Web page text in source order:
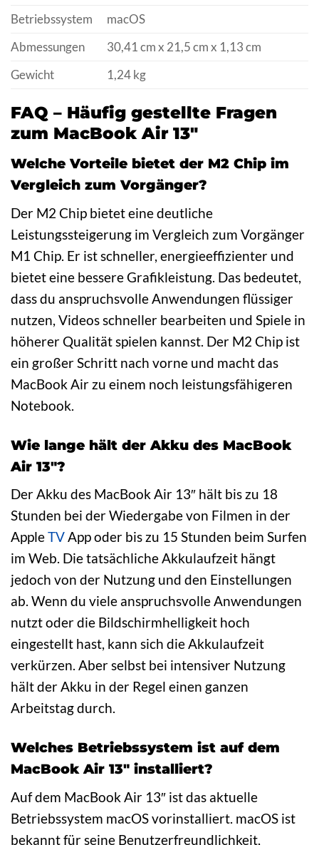
Betriebssystem
macOS
Abmessungen
30,41 cm x 21,5 cm x 1,13 cm
Gewicht
1,24 kg
FAQ – Häufig gestellte Fragen
zum MacBook Air 13″
Welche Vorteile bietet der M2 Chip im
Vergleich zum Vorgänger?
Der M2 Chip bietet eine deutliche
Leistungssteigerung im Vergleich zum Vorgänger
M1 Chip. Er ist schneller, energieeffizienter und
bietet eine bessere Grafikleistung. Das bedeutet,
dass du anspruchsvolle Anwendungen flüssiger
nutzen, Videos schneller bearbeiten und Spiele in
höherer Qualität spielen kannst. Der M2 Chip ist
ein großer Schritt nach vorne und macht das
MacBook Air zu einem noch leistungsfähigeren
Notebook.
Wie lange hält der Akku des MacBook
Air 13″?
Der Akku des MacBook Air 13″ hält bis zu 18
Stunden bei der Wiedergabe von Filmen in der
AppleTVApp oder bis zu 15 Stunden beim Surfen
im Web. Die tatsächliche Akkulaufzeit hängt
jedoch von der Nutzung und den Einstellungen
ab. Wenn du viele anspruchsvolle Anwendungen
nutzt oder die Bildschirmhelligkeit hoch
eingestellt hast, kann sich die Akkulaufzeit
verkürzen. Aber selbst bei intensiver Nutzung
hält der Akku in der Regel einen ganzen
Arbeitstag durch.
Welches Betriebssystem ist auf dem
MacBook Air 13″ installiert?
Auf dem MacBook Air 13″ ist das aktuelle
Betriebssystem macOS vorinstalliert. macOS ist
bekannt für seine Benutzerfreundlichkeit,